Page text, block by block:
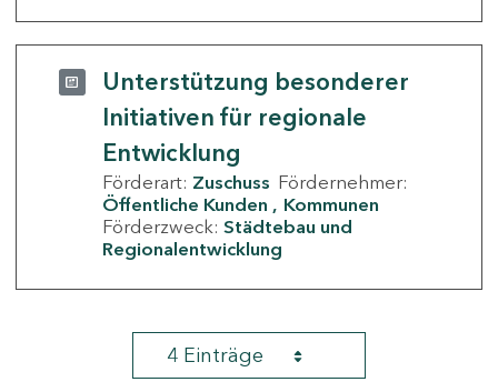
Unterstützung besonderer
Initiativen für regionale
Entwicklung
Förderart: Zuschuss Fördernehmer:
Öffentliche Kunden
Kommunen
Förderzweck: Städtebau und
Regionalentwicklung
4 Einträge